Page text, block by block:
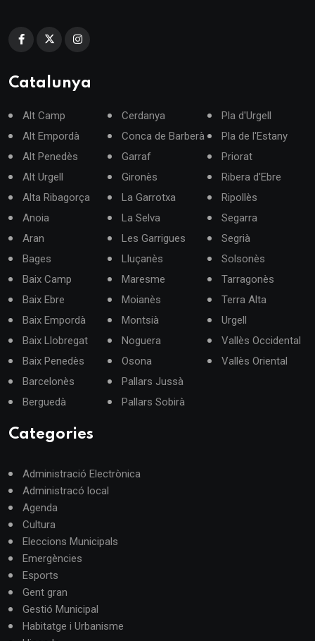
Catalunya
Alt Camp
Alt Empordà
Alt Penedès
Alt Urgell
Alta Ribagorça
Anoia
Aran
Bages
Baix Camp
Baix Ebre
Baix Empordà
Baix Llobregat
Baix Penedès
Barcelonès
Berguedà
Cerdanya
Conca de Barberà
Garraf
Gironès
La Garrotxa
La Selva
Les Garrigues
Lluçanès
Maresme
Moianès
Montsià
Noguera
Osona
Pallars Jussà
Pallars Sobirà
Pla d'Urgell
Pla de l'Estany
Priorat
Ribera d'Ebre
Ripollès
Segarra
Segrià
Solsonès
Tarragonès
Terra Alta
Urgell
Vallès Occidental
Vallès Oriental
Categories
Administració Electrònica
Administracó local
Agenda
Cultura
Eleccions Municipals
Emergències
Esports
Gent gran
Gestió Municipal
Habitatge i Urbanisme